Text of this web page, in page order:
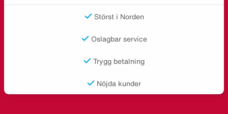
Störst i Norden
Oslagbar service
Trygg betalning
Nöjda kunder